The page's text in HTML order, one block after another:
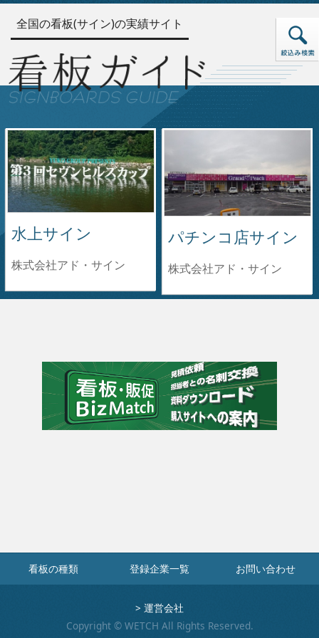
全国の看板(サイン)の実績サイト
水上サイン
株式会社アド・サイン
パチンコ店サイン
株式会社アド・サイン
看板の種類 登録企業一覧 お問い合わせ
> 運営会社
Copyright © WETCH All Rights Reserved.